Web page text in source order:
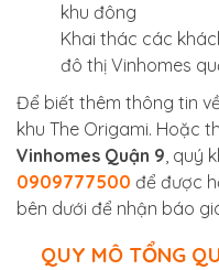
khu đông
Khai thác các
đô thị Vinhomes
Để biết thêm thông tin
khu The Origami. Hoặc
Vinhomes Quận 9, quý
0909777500 để được
bên dưới để nhận báo
QUY MÔ TỔNG